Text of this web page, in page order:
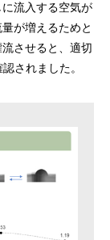
流入する空気が
が増えるためと
させると、適切
されました。